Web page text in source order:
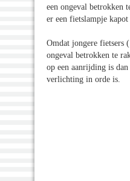
een ongeval betrokken
er een fietslampje
Omdat jongere fietsers
ongeval betrokken te
op een aanrijding is
verlichting in orde is.